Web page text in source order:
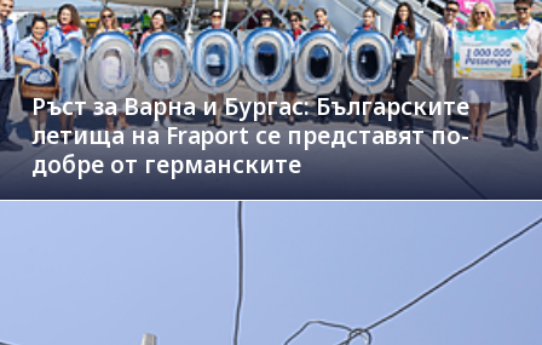
Ръст за Варна и Бургас: Българските
летища на Fraport се представят по-
добре от германските